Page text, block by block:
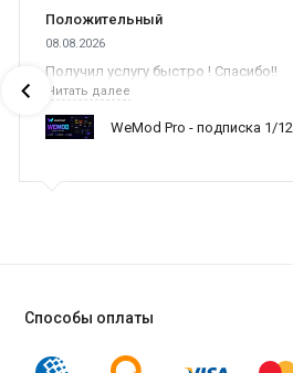
Положительный
08.08.2026
Получил услугу быстро ! Спасибо!!
Читать далее
WeMod Pro - подписка 1/
Способы оплаты